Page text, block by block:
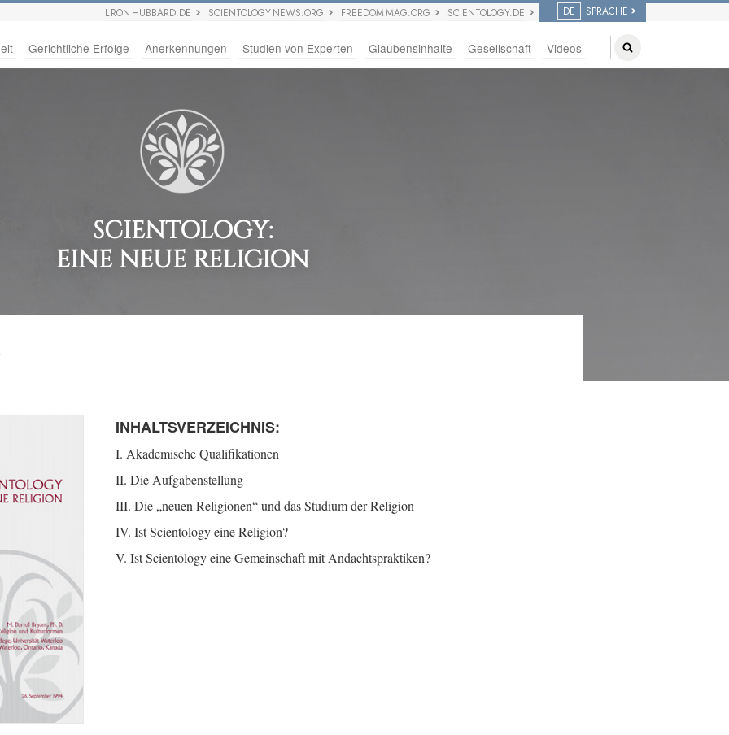
L RON HUBBARD.DE SCIENTOLOGY NEWS.ORG FREEDOM MAG.ORG SCIENTOLOGY.DE DE SPRACHE
Gerichtliche Erfolge Anerkennungen Studien von Experten Glaubensinhalte Gesellschaft Videos
SCIENTOLOGY:
EINE NEUE RELIGION
INHALTSVERZEICHNIS:
I. Akademische Qualifikationen
II. Die Aufgabenstellung
III. Die „neuen Religionen“ und das Studium der Religion
IV. Ist Scientology eine Religion?
V. Ist Scientology eine Gemeinschaft mit Andachtspraktiken?